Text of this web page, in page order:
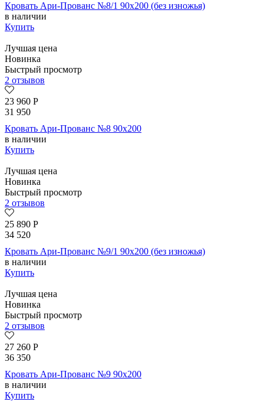
Кровать Ари-Прованс №8/1 90х200 (без изножья)
в наличии
Купить
Лучшая цена
Новинка
Быстрый просмотр
2 отзывов
23 960 Р
31 950
Кровать Ари-Прованс №8 90х200
в наличии
Купить
Лучшая цена
Новинка
Быстрый просмотр
2 отзывов
25 890 Р
34 520
Кровать Ари-Прованс №9/1 90х200 (без изножья)
в наличии
Купить
Лучшая цена
Новинка
Быстрый просмотр
2 отзывов
27 260 Р
36 350
Кровать Ари-Прованс №9 90х200
в наличии
Купить